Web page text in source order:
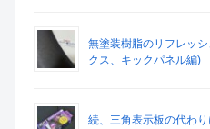
無塗装樹脂のリフレッ
クス、キックパネル編)
続、三角表示板の代わ